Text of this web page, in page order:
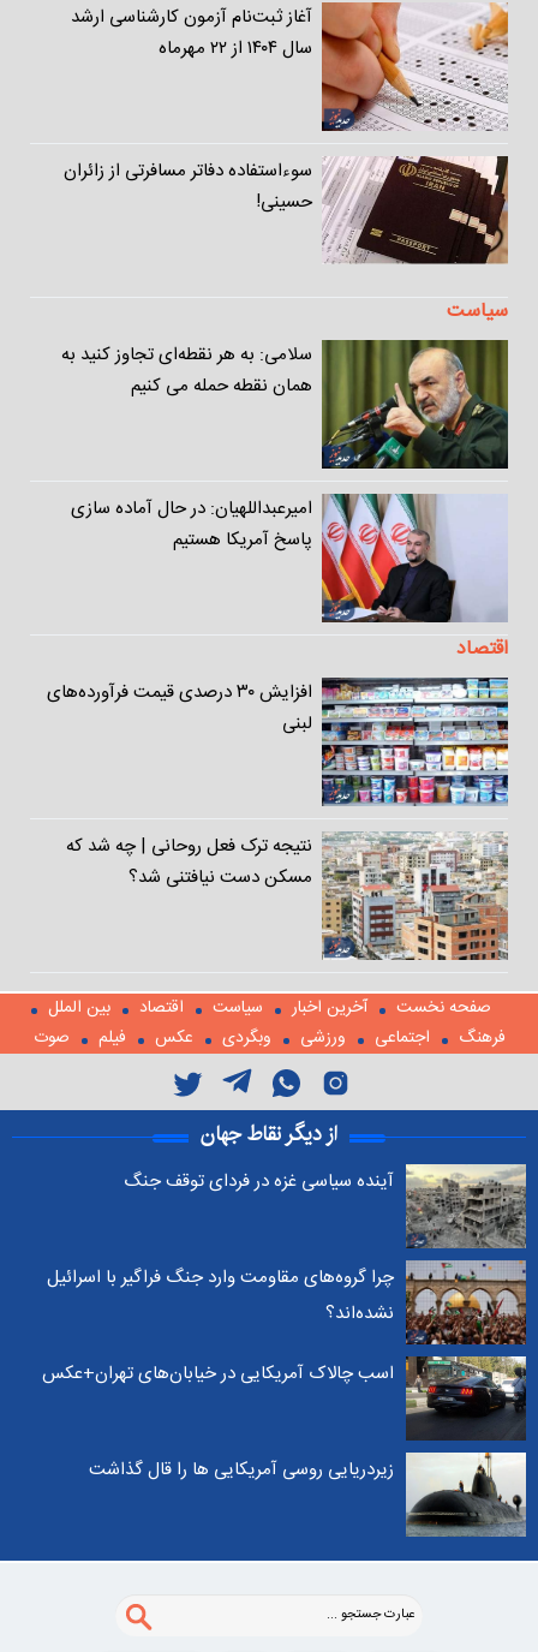
آغاز ثبت‌نام آزمون کارشناسی ارشد
سال ۱۴۰۴ از ۲۲ مهرماه
سوء‌استفاده دفاتر مسافرتی از زائران
حسینی!
سیاست
سلامی: به هر نقطه‌ای تجاوز کنید به
همان نقطه حمله می کنیم
امیرعبداللهیان:‌ در حال آماده سازی
پاسخ آمریکا هستیم
اقتصاد
افزایش ۳۰ درصدی قیمت‌ فرآورده‌های
لبنی
نتیجه ترک فعل روحانی | چه شد که
مسکن دست نیافتنی شد؟
صفحه نخست آخرین اخبار سیاست اقتصاد
بین الملل
فرهنگ
اجتماعی ورزشی وبگردی عکس فیلم صوت
از دیگر نقاط جهان
آینده سیاسی غزه در فردای توقف جنگ
چرا گروه‌های مقاومت وارد جنگ فراگیر با اسرائیل
نشده‌اند؟
اسب چالاک آمریکایی در خیابان‌های تهران+عکس
زیردریایی روسی آمریکایی ها را قال گذاشت